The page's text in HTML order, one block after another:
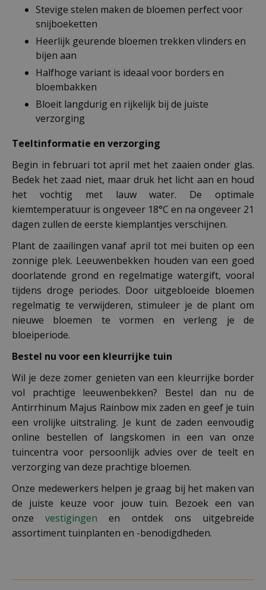
Stevige stelen maken de bloemen perfect voor
snijboeketten
Heerlijk geurende bloemen trekken vlinders en
bijen aan
Halfhoge variant is ideaal voor borders en
bloembakken
Bloeit langdurig en rijkelijk bij de juiste
verzorging
Teeltinformatie en verzorging
Begin in februari tot april met het zaaien onder glas.
Bedek het zaad niet, maar druk het licht aan en houd
het vochtig met lauw water. De optimale
kiemtemperatuur is ongeveer 18°C en na ongeveer 21
dagen zullen de eerste kiemplantjes verschijnen.
Plant de zaailingen vanaf april tot mei buiten op een
zonnige plek. Leeuwenbekken houden van een goed
doorlatende grond en regelmatige watergift, vooral
tijdens droge periodes. Door uitgebloeide bloemen
regelmatig te verwijderen, stimuleer je de plant om
nieuwe bloemen te vormen en verleng je de
bloeiperiode.
Bestel nu voor een kleurrijke tuin
Wil je deze zomer genieten van een kleurrijke border
vol prachtige leeuwenbekken? Bestel dan nu de
Antirrhinum Majus Rainbow mix zaden en geef je tuin
een vrolijke uitstraling. Je kunt de zaden eenvoudig
online bestellen of langskomen in een van onze
tuincentra voor persoonlijk advies over de teelt en
verzorging van deze prachtige bloemen.
Onze medewerkers helpen je graag bij het maken van
de juiste keuze voor jouw tuin. Bezoek een van
onzevestigingen en ontdek ons uitgebreide
assortiment tuinplanten en -benodigdheden.